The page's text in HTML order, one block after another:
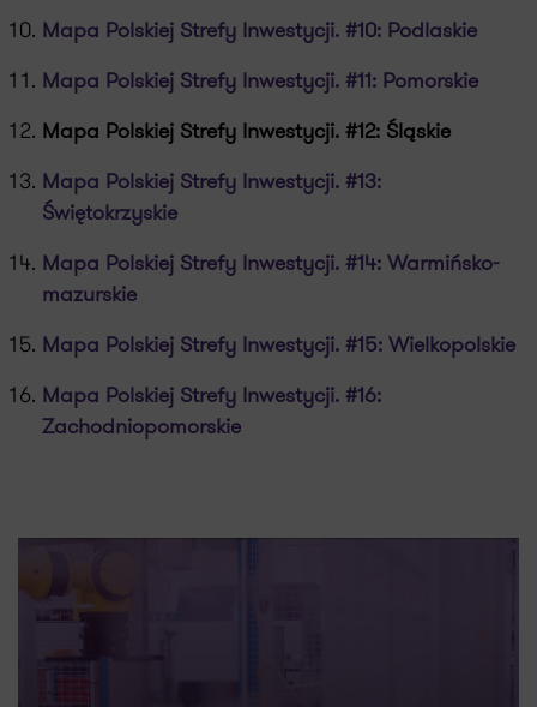
Mapa Polskiej Strefy Inwestycji. #10: Podlaskie
Mapa Polskiej Strefy Inwestycji. #11: Pomorskie
Mapa Polskiej Strefy Inwestycji. #12: Śląskie
Mapa Polskiej Strefy Inwestycji. #13:
Świętokrzyskie
Mapa Polskiej Strefy Inwestycji. #14: Warmińsko-
mazurskie
Mapa Polskiej Strefy Inwestycji. #15: Wielkopolskie
Mapa Polskiej Strefy Inwestycji. #16:
Zachodniopomorskie